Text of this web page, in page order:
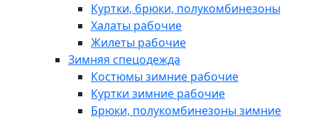
Куртки, брюки, полукомбинезоны
Халаты рабочие
Жилеты рабочие
Зимняя спецодежда
Костюмы зимние рабочие
Куртки зимние рабочие
Брюки, полукомбинезоны зимние